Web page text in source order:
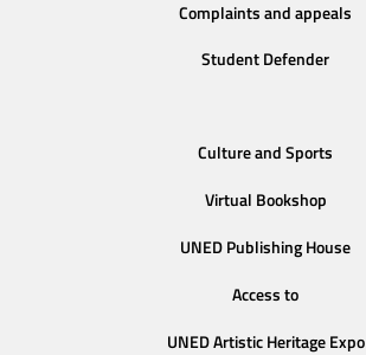
Complaints and appeals
Student Defender
Culture and Sports
Virtual Bookshop
UNED Publishing House
Access to
UNED Artistic Heritage Expo